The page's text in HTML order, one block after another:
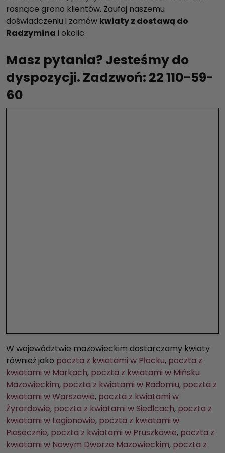
rosnące grono klientów. Zaufaj naszemu
doświadczeniu i zamów kwiaty z dostawą do
Radzymina i okolic.
Masz pytania? Jesteśmy do
dyspozycji. Zadzwoń: 22 110-59-
60
W województwie mazowieckim dostarczamy kwiaty
również jako poczta z kwiatami w Płocku, poczta z
kwiatami w Markach, poczta z kwiatami w Mińsku
Mazowieckim, poczta z kwiatami w Radomiu, poczta z
kwiatami w Warszawie, poczta z kwiatami w
Żyrardowie, poczta z kwiatami w Siedlcach, poczta z
kwiatami w Legionowie, poczta z kwiatami w
Piasecznie, poczta z kwiatami w Pruszkowie, poczta z
kwiatami w Nowym Dworze Mazowieckim, poczta z